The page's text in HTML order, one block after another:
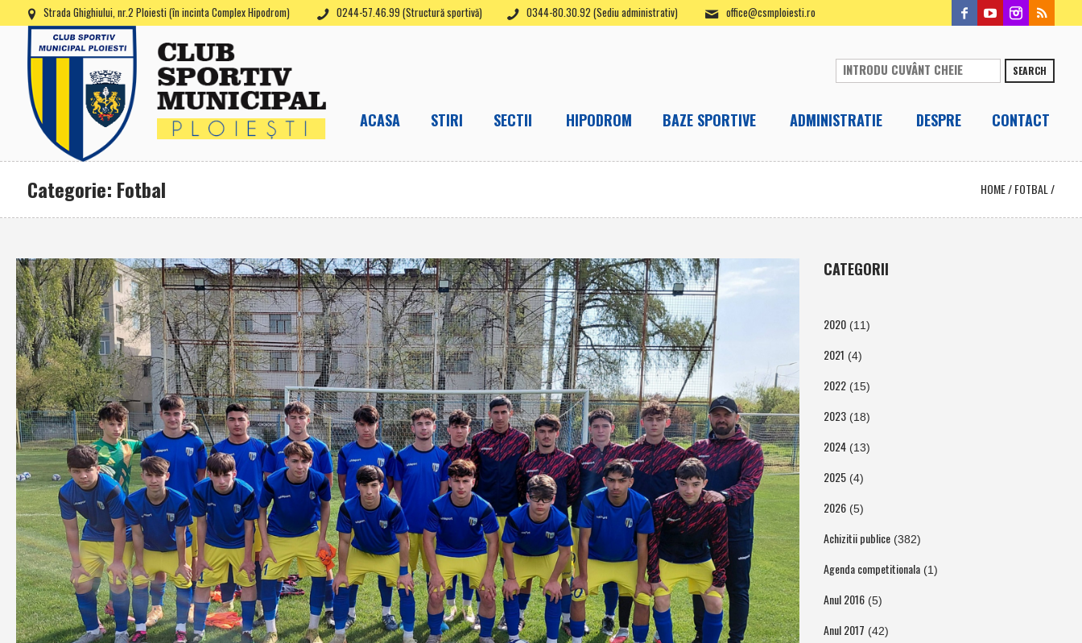
Strada Ghighiului, nr.2 Ploiesti (în incinta Complex Hipodrom) 0244-57.46.99 (Structură sportivă) 0344-80.30.92 (Sediu administrativ) office@csmploiesti.ro
SEARCH
ACASA STIRI SECTII HIPODROM BAZE SPORTIVE ADMINISTRATIE DESPRE CONTACT
Categorie: Fotbal HOME/FOTBAL /
CATEGORII
2020(11)
2021 (4)
2022(15)
2023(18)
2024(13)
2025(4)
2026(5)
Achizitii publice(382)
Agenda competitionala(1)
Anul 2016(5)
Anul 2017 (42)